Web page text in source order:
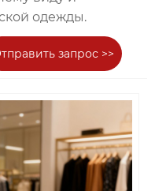
одежды.
запрос >>